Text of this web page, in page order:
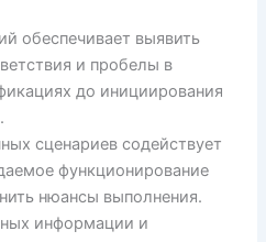
обеспечивает выявить
и пробелы в
до инициирования
сценариев содействует
функционирование
нюансы выполнения.
информации и